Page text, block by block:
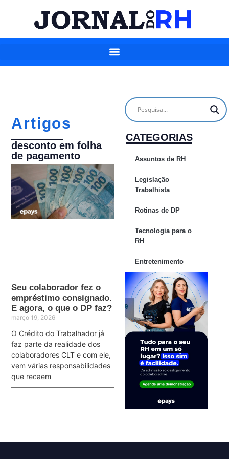
Artigos
desconto em folha
de pagamento
Seu colaborador fez o
empréstimo consignado.
E agora, o que o DP faz?
março 19, 2026
O Crédito do Trabalhador já
faz parte da realidade dos
colaboradores CLT e com ele,
vem várias responsabilidades
que recaem
CATEGORIAS
Assuntos de RH
Legislação
Trabalhista
Rotinas de DP
Tecnologia para o
RH
Entretenimento